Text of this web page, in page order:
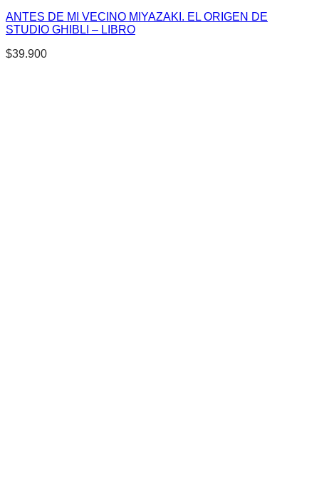
ANTES DE MI VECINO MIYAZAKI. EL ORIGEN DE
STUDIO GHIBLI – LIBRO
$39.900